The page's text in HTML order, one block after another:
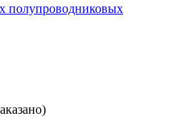
полупроводниковых